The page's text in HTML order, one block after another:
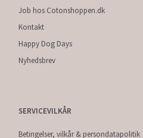
Job hos Cotonshoppen.dk
Kontakt
Happy Dog Days
Nyhedsbrev
SERVICEVILKÅR
Betingelser, vilkår & persondatapolitik